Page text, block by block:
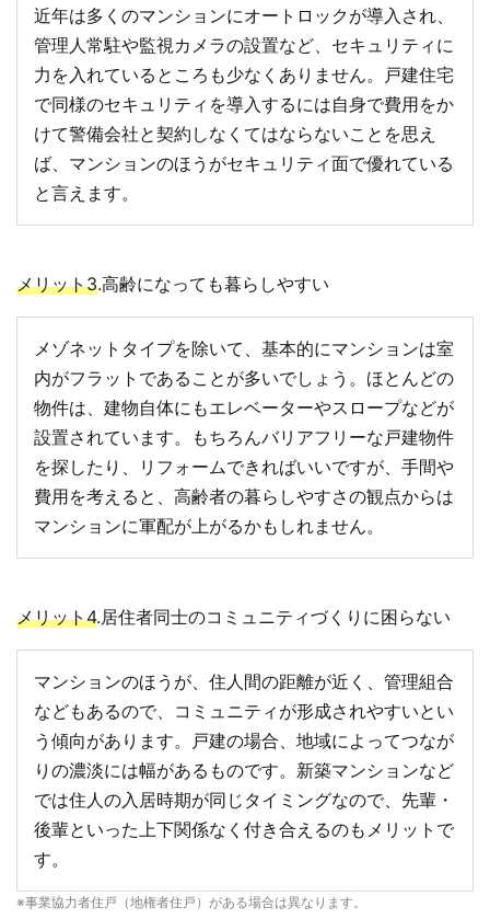
近年は多くのマンションにオートロックが導入され、
管理人常駐や監視カメラの設置など、セキュリティに
力を入れているところも少なくありません。戸建住宅
で同様のセキュリティを導入するには自身で費用をか
けて警備会社と契約しなくてはならないことを思え
ば、マンションのほうがセキュリティ面で優れている
と言えます。
メリット3.高齢になっても暮らしやすい
メゾネットタイプを除いて、基本的にマンションは室
内がフラットであることが多いでしょう。ほとんどの
物件は、建物自体にもエレベーターやスロープなどが
設置されています。もちろんバリアフリーな戸建物件
を探したり、リフォームできればいいですが、手間や
費用を考えると、高齢者の暮らしやすさの観点からは
マンションに軍配が上がるかもしれません。
メリット4.居住者同士のコミュニティづくりに困らない
マンションのほうが、住人間の距離が近く、管理組合
などもあるので、コミュニティが形成されやすいとい
う傾向があります。戸建の場合、地域によってつなが
りの濃淡には幅があるものです。新築マンションなど
では住人の入居時期が同じタイミングなので、先輩・
後輩といった上下関係なく付き合えるのもメリットで
す。
※事業協力者住戸（地権者住戸）がある場合は異なります。